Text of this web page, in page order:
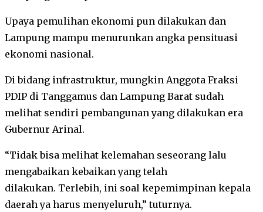
Upaya pemulihan ekonomi pun dilakukan dan
Lampung mampu menurunkan angka pensituasi
ekonomi nasional.
Di bidang infrastruktur, mungkin Anggota Fraksi
PDIP di Tanggamus dan Lampung Barat sudah
melihat sendiri pembangunan yang dilakukan era
Gubernur Arinal.
“Tidak bisa melihat kelemahan seseorang lalu
mengabaikan kebaikan yang telah
dilakukan. Terlebih, ini soal kepemimpinan kepala
daerah ya harus menyeluruh,” tuturnya.